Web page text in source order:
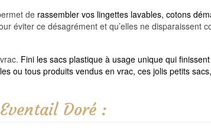
de rassembler vos lingettes lavables, cotons
éviter ce désagrément et qu’elles ne disparaissent
Fini les sacs plastique à usage unique qui
ou tous produits vendus en vrac, ces jolis petits
Doré :